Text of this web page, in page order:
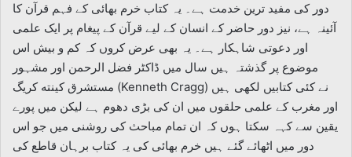
دور کی مفید ترین خدمت ہے۔ یہ کتاب خرم بھائی کے فہم قرآن کا
آئینہ ہے، نیز دور حاضر کے انسان کے لیے قرآن کے پیغام پر ایک علمی
اور دعوتی شاہکار ہے۔ یہ بھی عرض کروں کہ کم و بیش اس
موضوع پر گذشتہ ہیں سال میں ڈاکٹر فضل الرحمن اور مشہور
مستشرق كينته کریگ (Kenneth Cragg) نے کئی کتابیں لکھی ہیں
اور مغرب کے علمی حلقوں میں ان کی بڑی دھوم ہے لیکن میں پورے
یقین سے کہہ سکتا ہوں کہ ان تمام مباحث کی روشنی میں جو اس
دور میں اٹھائے گئے ہیں خرم بھائی کی یہ کتاب برہان قاطع کی